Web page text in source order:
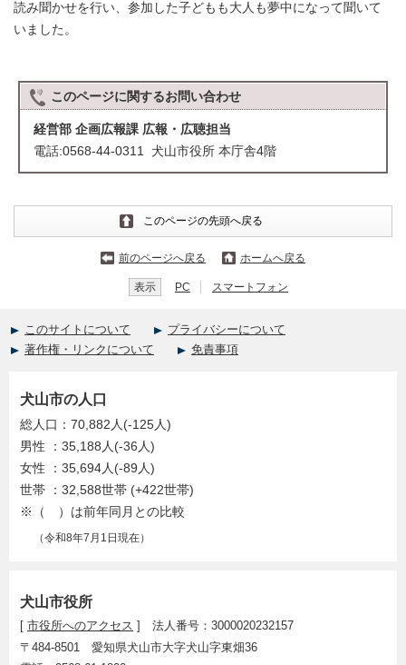
読み聞かせを行い、参加した子どもも大人も夢中になって聞いて
いました。
このページに関するお問い合わせ
経営部 企画広報課 広報・広聴担当
電話:0568-44-0311 犬山市役所 本庁舎4階
このページの先頭へ戻る
前のページへ戻る ホームへ戻る
表示 PC スマートフォン
このサイトについて
プライバシーについて
著作権・リンクについて
免責事項
犬山市役所
[ 市役所へのアクセス ] 法人番号：3000020232157
〒484-8501 愛知県犬山市大字犬山字東畑36
犬山市の人口
総人口：70,882人(-125人)
男性 ：35,188人(-36人)
女性 ：35,694人(-89人)
世帯 ：32,588世帯 (+422世帯)
※（ ）は前年同月との比較
（令和8年7月1日現在）